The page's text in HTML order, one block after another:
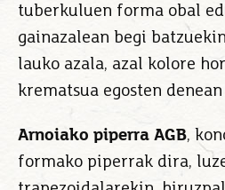
tuberkuluen forma obal
gainazalean begi
lauko azala, azal kolore
krematsua egosten
Arnoiako piperra AGB,
formako piperrak dira,